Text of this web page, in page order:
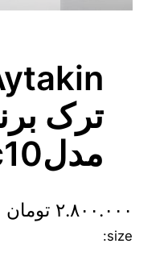
ترک
مدل2161c10
۲.۸۰۰.۰۰۰ تومان
size: